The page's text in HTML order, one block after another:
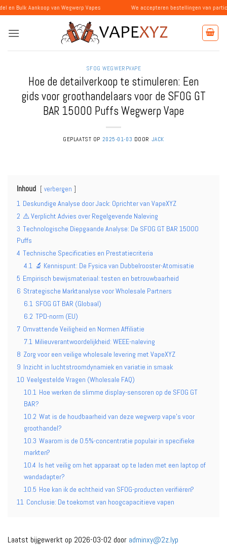
Ga
naar
inhoud
van Wegwerp Vapes We accepteren bestellingen van particulieren en
SFOG WEGWERPVAPE
Hoe de detailverkoop te stimuleren: Een
gids voor groothandelaars voor de SFOG GT
BAR 15000 Puffs Wegwerp Vape
GEPLAATST OP 2025-01-03 DOOR JACK
Inhoud verbergen
1 Deskundige Analyse door Jack: Oprichter van VapeXYZ
2 ⚠️ Verplicht Advies over Regelgevende Naleving
3 Technologische Diepgaande Analyse: De SFOG GT BAR 15000
Puffs
4 Technische Specificaties en Prestatiecriteria
4.1 🔬 Kennispunt: De Fysica van Dubbelrooster-Atomisatie
5 Empirisch bewijsmateriaal: testen en betrouwbaarheid
6 Strategische Marktanalyse voor Wholesale Partners
6.1 SFOG GT BAR (Globaal)
6.2 TPD-norm (EU)
7 Omvattende Veiligheid en Normen Affiliatie
7.1 Milieuverantwoordelijkheid: WEEE-naleving
8 Zorg voor een veilige wholesale levering met VapeXYZ
9 Inzicht in luchtstroomdynamiek en variatie in smaak
10 Veelgestelde Vragen (Wholesale FAQ)
10.1 Hoe werken de slimme display-sensoren op de SFOG GT
BAR?
10.2 Wat is de houdbaarheid van deze wegwerp vape's voor
groothandel?
10.3 Waarom is de 0.5%-concentratie populair in specifieke
markten?
10.4 Is het veilig om het apparaat op te laden met een laptop of
wandadapter?
10.5 Hoe kan ik de echtheid van SFOG-producten verifiëren?
11 Conclusie: De toekomst van hoogcapacitieve vapen
Laatst bijgewerkt op 2026-03-02 door adminxy@2z.lyp